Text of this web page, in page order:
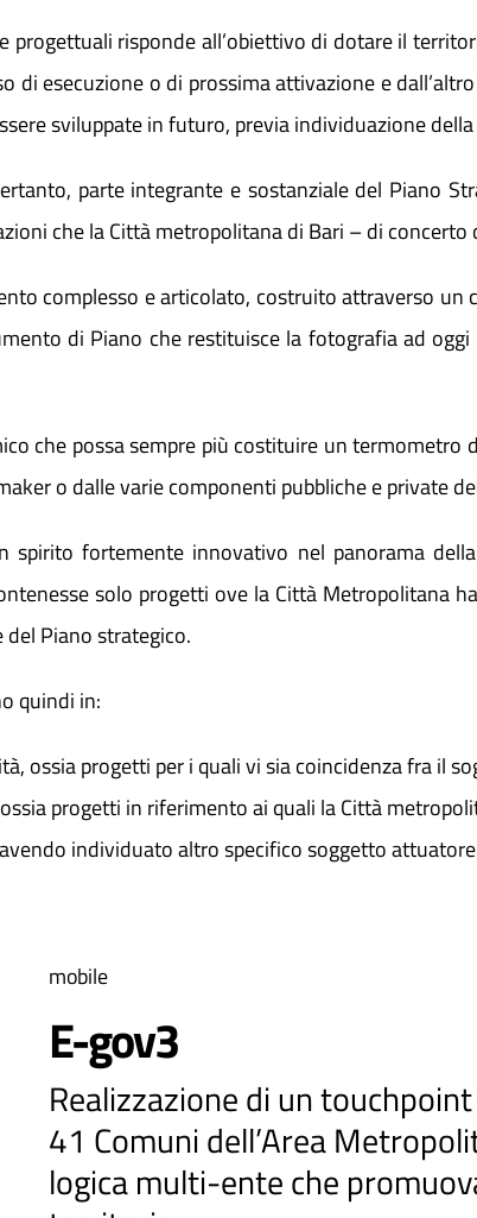
progettuali risponde all’obiettivo di dotare il
di esecuzione o di prossima attivazione e
sviluppate in futuro, previa individuazione
parte integrante e sostanziale del Piano
che la Città metropolitana di Bari – di
complesso e articolato, costruito attraverso
di Piano che restituisce la fotografia ad
che possa sempre più costituire un
o dalle varie componenti pubbliche e private
spirito fortemente innovativo nel panorama
solo progetti ove la Città Metropolitana
Piano strategico.
quindi in:
ossia progetti per i quali vi sia coincidenza fra il
progetti in riferimento ai quali la Città
individuato altro specifico soggetto
mobile
E-gov3
Realizzazione di un
41 Comuni dell’Area
logica multi-ente che